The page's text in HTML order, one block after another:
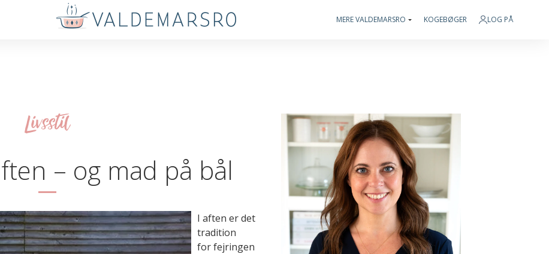
MERE VALDEMARSRO KOGEBØGER LOG PÅ
Livsstil
– og mad på bål
I aften er det
tradition
for fejringen